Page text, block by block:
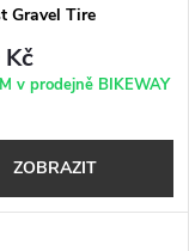
Gravel Tire
v prodejně BIKEWAY
ZOBRAZIT